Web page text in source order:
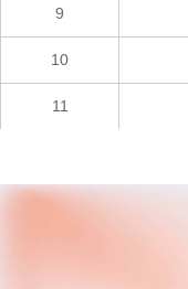
9
10
11